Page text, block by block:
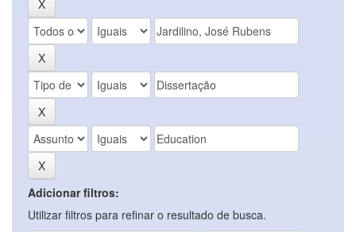
Adicionar filtros:
Utilizar filtros para refinar o resultado de busca.